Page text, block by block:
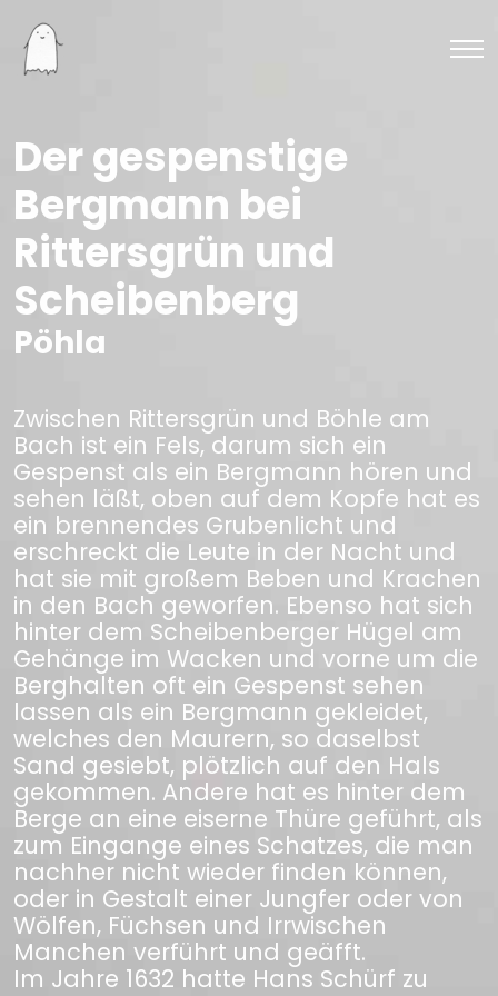
Der gespenstige
Bergmann bei
Rittersgrün und
Scheibenberg
Pöhla
Zwischen Rittersgrün und Böhle am
Bach ist ein Fels, darum sich ein
Gespenst als ein Bergmann hören und
sehen läßt, oben auf dem Kopfe hat es
ein brennendes Grubenlicht und
erschreckt die Leute in der Nacht und
hat sie mit großem Beben und Krachen
in den Bach geworfen. Ebenso hat sich
hinter dem Scheibenberger Hügel am
Gehänge im Wacken und vorne um die
Berghalten oft ein Gespenst sehen
lassen als ein Bergmann gekleidet,
welches den Maurern, so daselbst
Sand gesiebt, plötzlich auf den Hals
gekommen. Andere hat es hinter dem
Berge an eine eiserne Thüre geführt, als
zum Eingange eines Schatzes, die man
nachher nicht wieder finden können,
oder in Gestalt einer Jungfer oder von
Wölfen, Füchsen und Irrwischen
Manchen verführt und geäfft.
Im Jahre 1632 hatte Hans Schürf zu